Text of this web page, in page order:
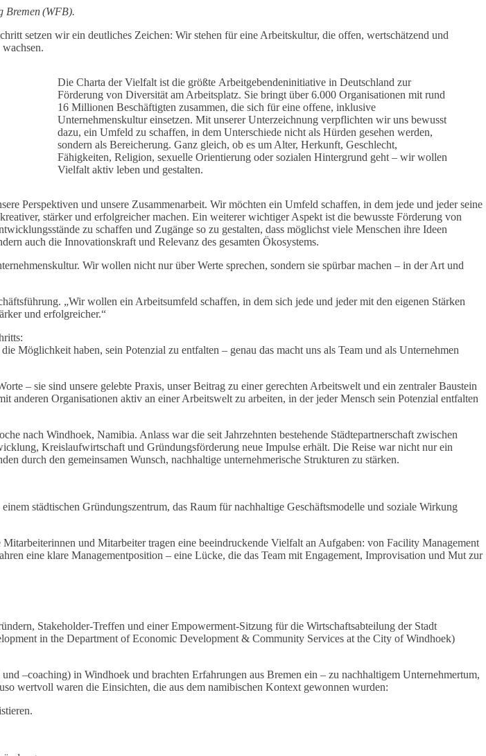
Bremen (WFB).
setzen wir ein deutliches Zeichen: Wir stehen für eine Arbeitskultur, die offen, wertschätzend und
Die Charta der Vielfalt ist die größte Arbeitgebendeninitiative in Deutschland zur
Förderung von Diversität am Arbeitsplatz. Sie bringt über 6.000 Organisationen mit rund
16 Millionen Beschäftigten zusammen, die sich für eine offene, inklusive
Unternehmenskultur einsetzen. Mit unserer Unterzeichnung verpflichten wir uns bewusst
dazu, ein Umfeld zu schaffen, in dem Unterschiede nicht als Hürden gesehen werden,
sondern als Bereicherung. Ganz gleich, ob es um Alter, Herkunft, Geschlecht,
Fähigkeiten, Religion, sexuelle Orientierung oder sozialen Hintergrund geht – wir wollen
Vielfalt aktiv leben und gestalten.
Perspektiven und unsere Zusammenarbeit. Wir möchten ein Umfeld schaffen, in dem jede und jeder seine
stärker und erfolgreicher machen. Ein weiterer wichtiger Aspekt ist die bewusste Förderung von
zu schaffen und Zugänge so zu gestalten, dass möglichst viele Menschen ihre Ideen
auch die Innovationskraft und Relevanz des gesamten Ökosystems.
Wir wollen nicht nur über Werte sprechen, sondern sie spürbar machen – in der Art und
„Wir wollen ein Arbeitsumfeld schaffen, in dem sich jede und jeder mit den eigenen Stärken
und erfolgreicher.“
Möglichkeit haben, sein Potenzial zu entfalten – genau das macht uns als Team und als Unternehmen
– sie sind unsere gelebte Praxis, unser Beitrag zu einer gerechten Arbeitswelt und ein zentraler Baustein
anderen Organisationen aktiv an einer Arbeitswelt zu arbeiten, in der jeder Mensch sein Potenzial entfalten
nach Windhoek, Namibia. Anlass war die seit Jahrzehnten bestehende Städtepartnerschaft zwischen
Kreislaufwirtschaft und Gründungsförderung neue Impulse erhält. Die Reise war nicht nur ein
durch den gemeinsamen Wunsch, nachhaltige unternehmerische Strukturen zu stärken.
städtischen Gründungszentrum, das Raum für nachhaltige Geschäftsmodelle und soziale Wirkung
und Mitarbeiter tragen eine beeindruckende Vielfalt an Aufgaben: von Facility Management
eine klare Managementposition – eine Lücke, die das Team mit Engagement, Improvisation und Mut zur
Stakeholder-Treffen und einer Empowerment-Sitzung für die Wirtschaftsabteilung der Stadt
in the Department of Economic Development & Community Services at the City of Windhoek)
–coaching) in Windhoek und brachten Erfahrungen aus Bremen ein – zu nachhaltigem Unternehmertum,
wertvoll waren die Einsichten, die aus dem namibischen Kontext gewonnen wurden: